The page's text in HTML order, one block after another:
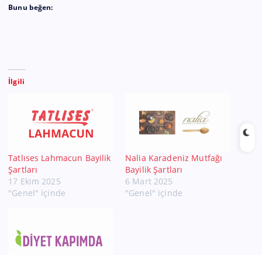
Bunu beğen:
İlgili
Tatlıses Lahmacun Bayilik
Şartları
17 Ekim 2025
"Genel" içinde
Nalia Karadeniz Mutfağı
Bayilik Şartları
6 Mart 2025
"Genel" içinde